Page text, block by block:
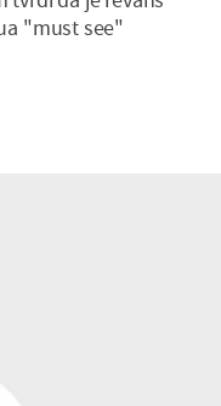
"must see"